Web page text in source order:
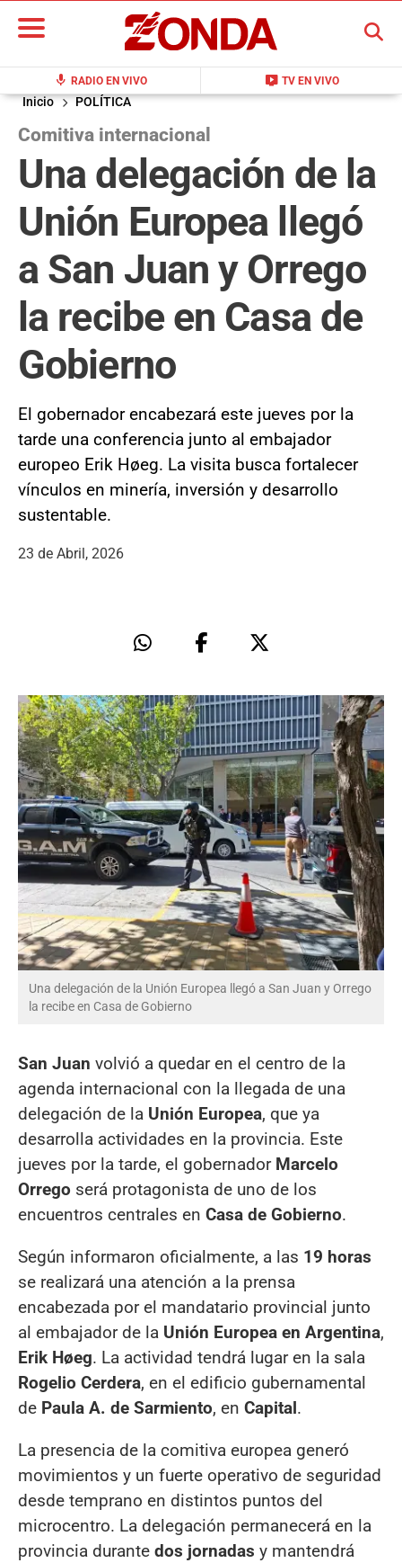
mic RADIO EN VIVO live_tv TV EN VIVO
BUSCAR
Inicio POLÍTICA
Comitiva internacional
Una delegación de la
Unión Europea llegó
a San Juan y Orrego
la recibe en Casa de
Gobierno
El gobernador encabezará este jueves por la
tarde una conferencia junto al embajador
europeo Erik Høeg. La visita busca fortalecer
vínculos en minería, inversión y desarrollo
sustentable.
23 de Abril, 2026
Una delegación de la Unión Europea llegó a San Juan y Orrego
la recibe en Casa de Gobierno
San Juan volvió a quedar en el centro de la
agenda internacional con la llegada de una
delegación de la Unión Europea, que ya
desarrolla actividades en la provincia. Este
jueves por la tarde, el gobernador Marcelo
Orrego será protagonista de uno de los
encuentros centrales en Casa de Gobierno.
Según informaron oficialmente, a las 19 horas
se realizará una atención a la prensa
encabezada por el mandatario provincial junto
al embajador de la Unión Europea en Argentina,
Erik Høeg. La actividad tendrá lugar en la sala
Rogelio Cerdera, en el edificio gubernamental
de Paula A. de Sarmiento, en Capital.
La presencia de la comitiva europea generó
movimientos y un fuerte operativo de seguridad
desde temprano en distintos puntos del
microcentro. La delegación permanecerá en la
provincia durante dos jornadas y mantendrá